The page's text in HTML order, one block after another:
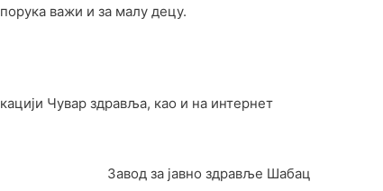
важи и за малу децу.
Чувар здравља, као и на интернет
Завод за јавно здравље Шабац